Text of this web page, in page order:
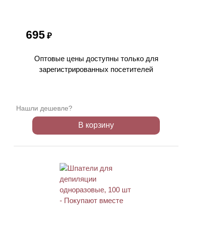
695 ₽
Оптовые цены доступны только для
зарегистрированных посетителей
Нашли дешевле?
В корзину